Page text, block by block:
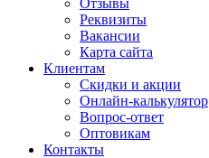
Отзывы
Реквизиты
Вакансии
Карта сайта
Клиентам
Скидки и акции
Онлайн-калькулятор
Вопрос-ответ
Оптовикам
Контакты